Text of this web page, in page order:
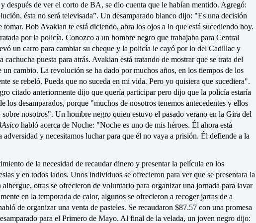
después de ver el corto de BA, se dio cuenta que le habían mentido. Agregó:
ésta no será televisada”. Un desamparado blanco dijo: "Es una decisión
tomar. Bob Avakian te está diciendo, abra los ojos a lo que está sucediendo hoy.
por la policía. Conozco a un hombre negro que trabajaba para Central
un carro para cambiar su cheque y la policía le cayó por lo del Cadillac y
cachucha puesta para atrás. Avakian está tratando de mostrar que se trata del
un cambio. La revolución se ha dado por muchos años, en los tiempos de los
se rebeló. Pueda que no suceda en mi vida. Pero yo quisiera que sucediera".
citado anteriormente dijo que quería participar pero dijo que la policía estaría
los desamparados, porque "muchos de nosotros tenemos antecedentes y ellos
sobre nosotros". Un hombre negro quien estuvo el pasado verano en la Gira del
habló acerca de Noche: "Noche es uno de mis héroes. Él ahora está
adversidad y necesitamos luchar para que él no vaya a prisión. Él defiende a la
de la necesidad de recaudar dinero y presentar la película en los
y en todos lados. Unos individuos se ofrecieron para ver que se presentara la
albergue, otras se ofrecieron de voluntario para organizar una jornada para lavar
en la temporada de calor, algunos se ofrecieron a recoger jarras de a
de organizar una venta de pasteles. Se recaudaron $87.57 con una promesa
para el Primero de Mayo. Al final de la velada, un joven negro dijo: